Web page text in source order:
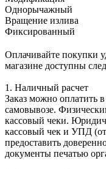
Однорычажный
Вращение излива
Фиксированный
Оплачивайте покупки
магазине доступны
1. Наличный расчет
Заказ можно оплатить
самовывозе.
кассовый чеки.
кассовый чек и УПД (от
предоставить
документы печатью